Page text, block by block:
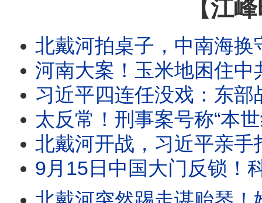
【江
北戴河拍桌子，中南海换守门人：西城区突换书记，
河南大案！玉米地困住中共，重金悬赏无人举报反而偷偷送饭：从杨佳
习近平四连任没戏：东部战区提灭包计划；西部战区逼
太反常！刑事案号称“本世纪最低”却要全国扫黑？习近平突发“1年全国内斗令”！抓
北戴河开战，习近平亲手打造的“紫金酒窖”被砸！五中全会前元老派断习的粮草，
9月15日中国大门反锁！科技人才不准出境，来去自由，中国大门永远敞开承诺成